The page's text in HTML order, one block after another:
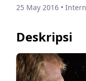
25 May 2016 •
Deskripsi